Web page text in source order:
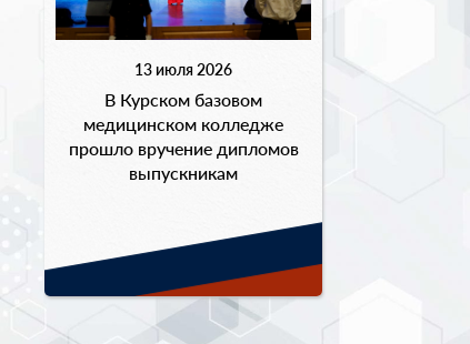
13 июля 2026
В Курском базовом
медицинском колледже
прошло вручение дипломов
выпускникам